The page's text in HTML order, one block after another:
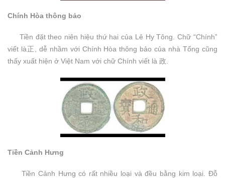
Chính Hòa thông bảo
Tiền đặt theo niên hiệu thứ hai của Lê Hy Tông. Chữ “Chính”
viết là正, dễ nhầm với Chính Hòa thông bảo của nhà Tống cũng
thấy xuất hiện ở Việt Nam với chữ Chính viết là 政.
Tiền Cảnh Hưng
Tiền Cảnh Hưng có rất nhiều loại và đều bằng kim loại. Đỗ